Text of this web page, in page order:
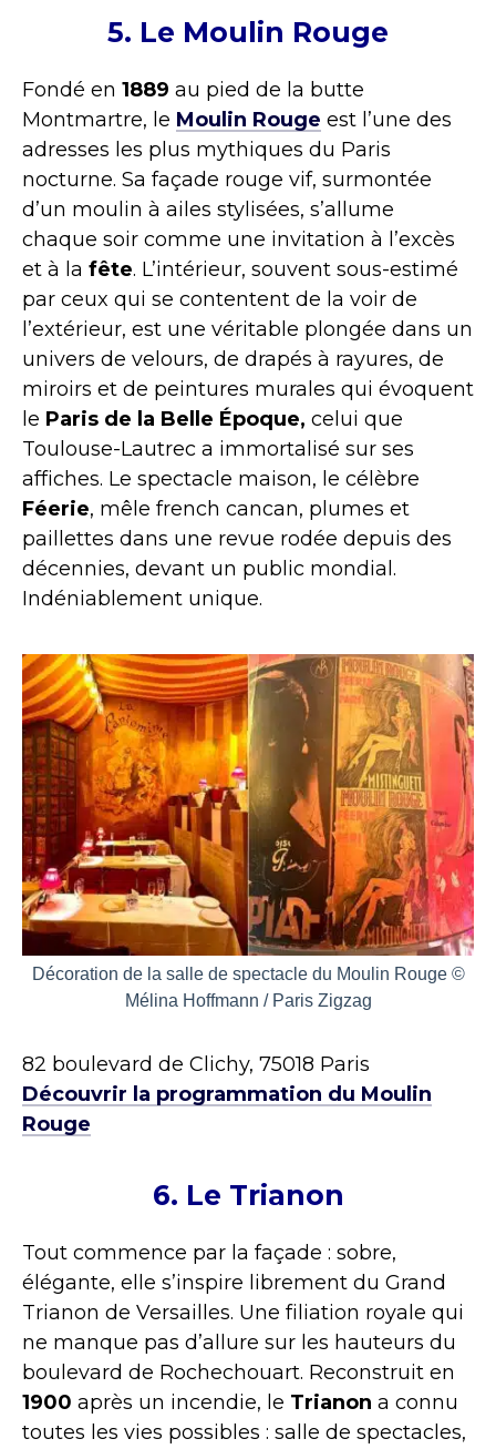
5. Le Moulin Rouge
Fondé en 1889 au pied de la butte
Montmartre, le Moulin Rouge est l’une des
adresses les plus mythiques du Paris
nocturne. Sa façade rouge vif, surmontée
d’un moulin à ailes stylisées, s’allume
chaque soir comme une invitation à l’excès
et à la fête. L’intérieur, souvent sous-estimé
par ceux qui se contentent de la voir de
l’extérieur, est une véritable plongée dans un
univers de velours, de drapés à rayures, de
miroirs et de peintures murales qui évoquent
le Paris de la Belle Époque, celui que
Toulouse-Lautrec a immortalisé sur ses
affiches. Le spectacle maison, le célèbre
Féerie, mêle french cancan, plumes et
paillettes dans une revue rodée depuis des
décennies, devant un public mondial.
Indéniablement unique.
Décoration de la salle de spectacle du Moulin Rouge ©
Mélina Hoffmann / Paris Zigzag
82 boulevard de Clichy, 75018 Paris
Découvrir la programmation du Moulin
Rouge
6. Le Trianon
Tout commence par la façade : sobre,
élégante, elle s’inspire librement du Grand
Trianon de Versailles. Une filiation royale qui
ne manque pas d’allure sur les hauteurs du
boulevard de Rochechouart. Reconstruit en
1900 après un incendie, le Trianon a connu
toutes les vies possibles : salle de spectacles,